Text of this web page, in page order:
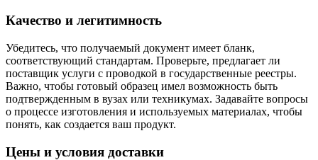
Качество и легитимность
Убедитесь, что получаемый документ имеет бланк,
соответствующий стандартам. Проверьте, предлагает ли
поставщик услуги с проводкой в государственные реестры.
Важно, чтобы готовый образец имел возможность быть
подтвержденным в вузах или техникумах. Задавайте вопросы
о процессе изготовления и используемых материалах, чтобы
понять, как создается ваш продукт.
Цены и условия доставки